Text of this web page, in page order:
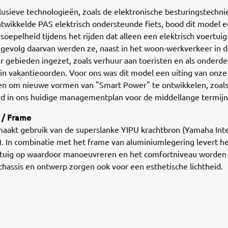
technologieën, zoals de elektronische
PAS elektrisch ondersteunde fiets, bood dit model
tijdens het rijden dat alleen een elektrisch
daarvan werden ze, naast in het woon-werkverkeer in
gebieden ingezet, zoals verhuur aan toeristen en als
vakantieoorden. Voor ons was dit model een uiting van onze
om nieuwe vormen van "Smart Power" te ontwikkelen, zoals
in ons huidige managementplan voor de middellange
Frame
gebruik van de superslanke YIPU krachtbron (Yamaha
In combinatie met het frame van aluminiumlegering levert
op waardoor manoeuvreren en het comfortniveau
en ontwerp zorgen ook voor een esthetische lichtheid.